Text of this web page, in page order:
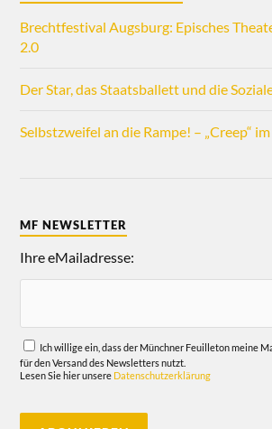
Brechtfestival Augsburg: Episches
2.0
Der Star, das Staatsballett und die
Selbstzweifel an die Rampe! – „Creep“
MF NEWSLETTER
Ihre eMailadresse:
Ich willige ein, dass der Münchner Feuilleton meine
für den Versand des Newsletters nutzt.
Lesen Sie hier unsere Datenschutzerklärung